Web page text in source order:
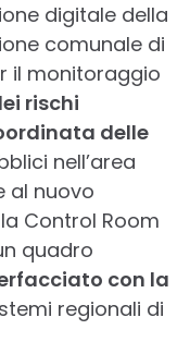
digitale della
comunale di
il monitoraggio
rischi
delle
nell’area
al nuovo
Control Room
quadro
con la
regionali di